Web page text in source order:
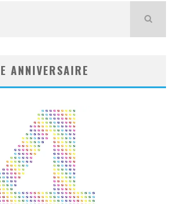
ANNIVERSAIRE